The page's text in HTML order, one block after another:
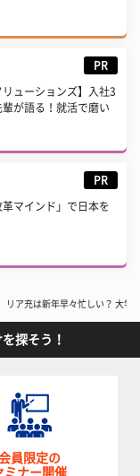
PR
リューションズ】入社3
が語る！就活で磨い
PR
革マインド」で日本を
リア充は新年早々忙しい？ 大
探そう！
員限定の
ミナー開催